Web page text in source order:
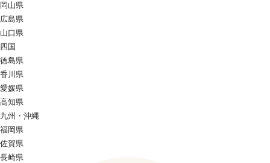
岡山県
広島県
山口県
四国
徳島県
香川県
愛媛県
高知県
九州・沖縄
福岡県
佐賀県
長崎県